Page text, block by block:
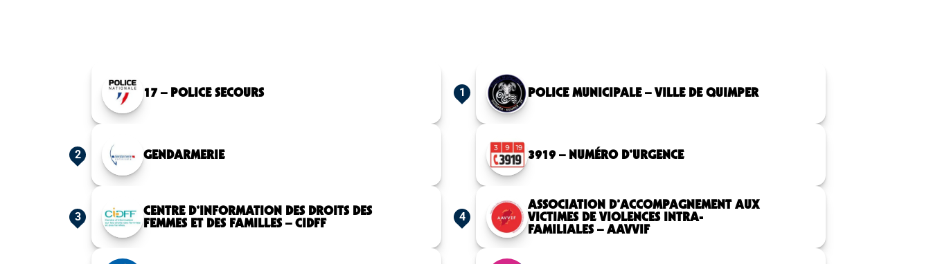
17 – POLICE SECOURS 1 POLICE MUNICIPALE – VILLE DE QUIMPER
2 GENDARMERIE 3919 – NUMÉRO D’URGENCE
3
CENTRE D’INFORMATION DES DROITS DES
FEMMES ET DES FAMILLES – CIDFF
4
ASSOCIATION D’ACCOMPAGNEMENT AUX
VICTIMES DE VIOLENCES INTRA-
FAMILIALES – AAVVIF